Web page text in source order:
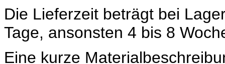
Die Lieferzeit beträgt bei
Tage, ansonsten 4 bis 8
Eine kurze